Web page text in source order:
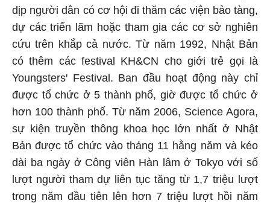
dịp người dân có cơ hội đi thăm các viện bảo tàng,
dự các triển lãm hoặc tham gia các cơ sở nghiên
cứu trên khắp cả nước. Từ năm 1992, Nhật Bản
có thêm các festival KH&CN cho giới trẻ gọi là
Youngsters' Festival. Ban đầu hoạt động này chỉ
được tổ chức ở 5 thành phố, giờ được tổ chức ở
hơn 100 thành phố. Từ năm 2006, Science Agora,
sự kiện truyền thông khoa học lớn nhất ở Nhật
Bản được tổ chức vào tháng 11 hằng năm và kéo
dài ba ngày ở Công viên Hàn lâm ở Tokyo với số
lượt người tham dự liên tục tăng từ 1,7 triệu lượt
trong năm đầu tiên lên hơn 7 triệu lượt hồi năm